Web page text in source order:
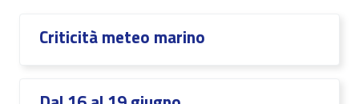
Criticità meteo marino